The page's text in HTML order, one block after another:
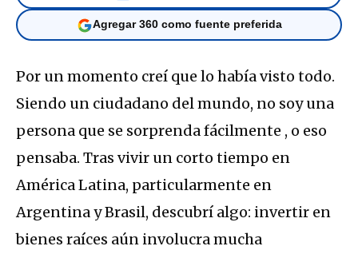
Agregar 360 como fuente preferida
Por un momento creí que lo había visto todo.
Siendo un ciudadano del mundo, no soy una
persona que se sorprenda fácilmente , o eso
pensaba. Tras vivir un corto tiempo en
América Latina, particularmente en
Argentina y Brasil, descubrí algo: invertir en
bienes raíces aún involucra mucha